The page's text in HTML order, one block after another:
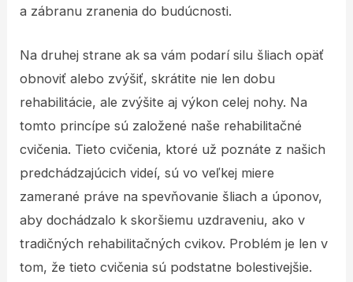
a zábranu zranenia do budúcnosti.
Na druhej strane ak sa vám podarí silu šliach opäť
obnoviť alebo zvýšiť, skrátite nie len dobu
rehabilitácie, ale zvýšite aj výkon celej nohy. Na
tomto princípe sú založené naše rehabilitačné
cvičenia. Tieto cvičenia, ktoré už poznáte z našich
predchádzajúcich videí, sú vo veľkej miere
zamerané práve na spevňovanie šliach a úponov,
aby dochádzalo k skoršiemu uzdraveniu, ako v
tradičných rehabilitačných cvikov. Problém je len v
tom, že tieto cvičenia sú podstatne bolestivejšie.